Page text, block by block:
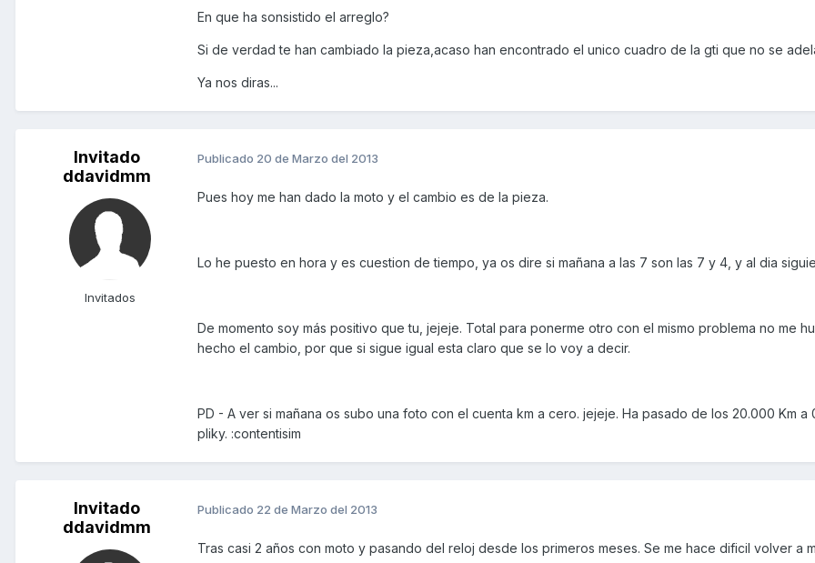
En que ha sonsistido el arreglo?
Si de verdad te han cambiado la pieza,acaso han encontrado el unico cuadro de la gti que no se
Ya nos diras...
Invitado
ddavidmm
Invitados
Publicado 20 de Marzo del 2013
Pues hoy me han dado la moto y el cambio es de la pieza.
Lo he puesto en hora y es cuestion de tiempo, ya os dire si mañana a las 7 son las 7 y 4, y al dia
De momento soy más positivo que tu, jejeje. Total para ponerme otro con el mismo problema no me
hecho el cambio, por que si sigue igual esta claro que se lo voy a decir.
PD - A ver si mañana os subo una foto con el cuenta km a cero. jejeje. Ha pasado de los 20.000 Km a
pliky. :contentisim
Invitado
ddavidmm
Publicado 22 de Marzo del 2013
Tras casi 2 años con moto y pasando del reloj desde los primeros meses. Se me hace dificil volver a